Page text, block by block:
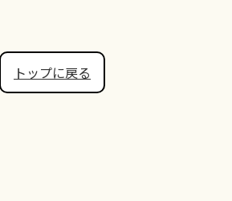
トップに戻る